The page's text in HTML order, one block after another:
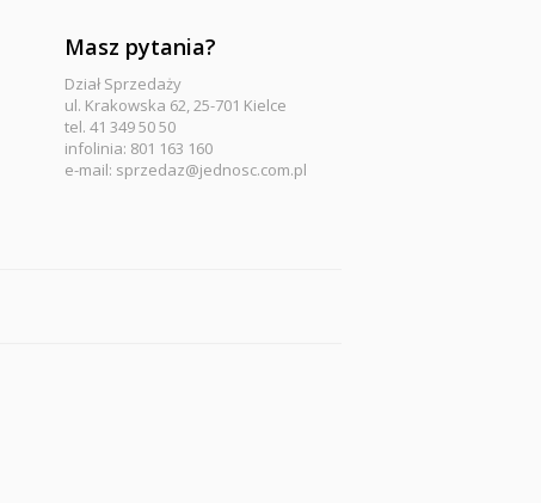
Masz pytania?
Dział Sprzedaży
ul. Krakowska 62, 25-701 Kielce
tel. 41 349 50 50
infolinia: 801 163 160
e-mail: sprzedaz@jednosc.com.pl